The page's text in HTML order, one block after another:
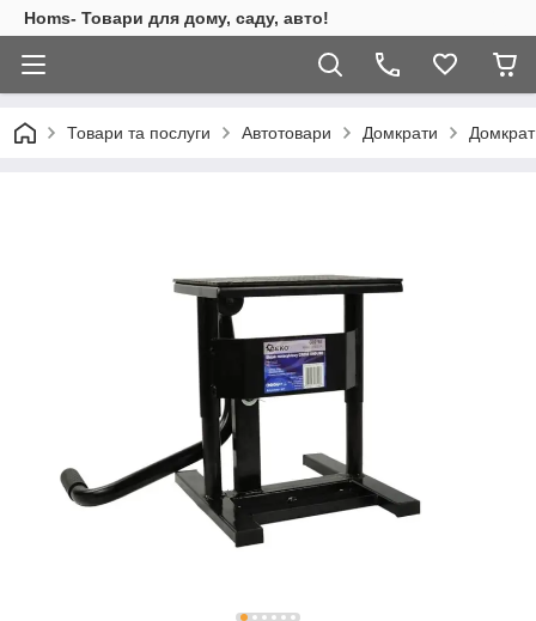
Homs- Товари для дому, саду, авто!
Товари та послуги Автотовари Домкрати